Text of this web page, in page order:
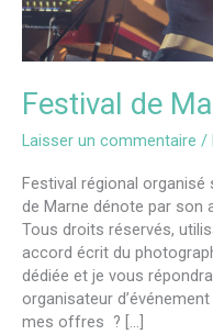
Festival de
Laisser un commentaire /
Festival régional
de Marne dénote par son
Tous droits réservés,
accord écrit du
dédiée et je vous
organisateur
mes offres ? […]